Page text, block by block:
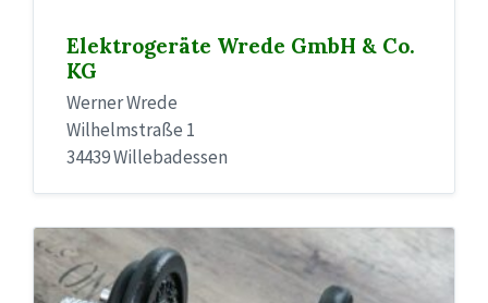
Elektrogeräte Wrede GmbH & Co.
KG
Werner Wrede
Wilhelmstraße 1
34439 Willebadessen